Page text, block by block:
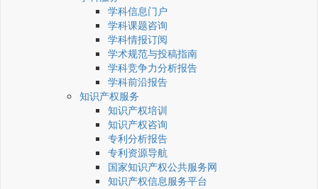
学科信息门户
学科课题咨询
学科情报订阅
学术规范与投稿指南
学科竞争力分析报告
学科前沿报告
知识产权服务
知识产权培训
知识产权咨询
专利分析报告
专利资源导航
国家知识产权公共服务网
知识产权信息服务平台